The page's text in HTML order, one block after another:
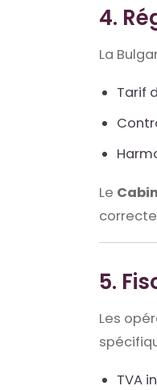
4.
La
Tarif
Le
5.
Les
TVA